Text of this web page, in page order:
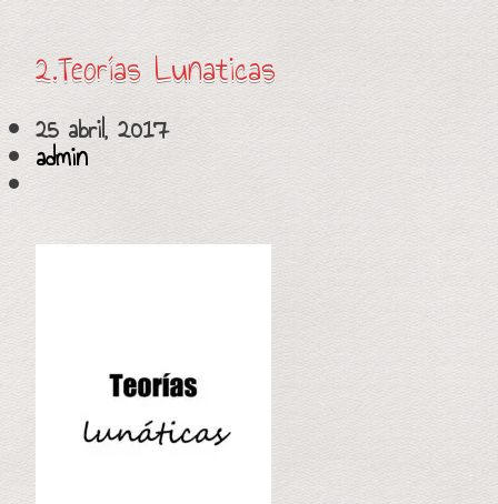
2.Teorías Lunaticas
25 abril, 2017
admin